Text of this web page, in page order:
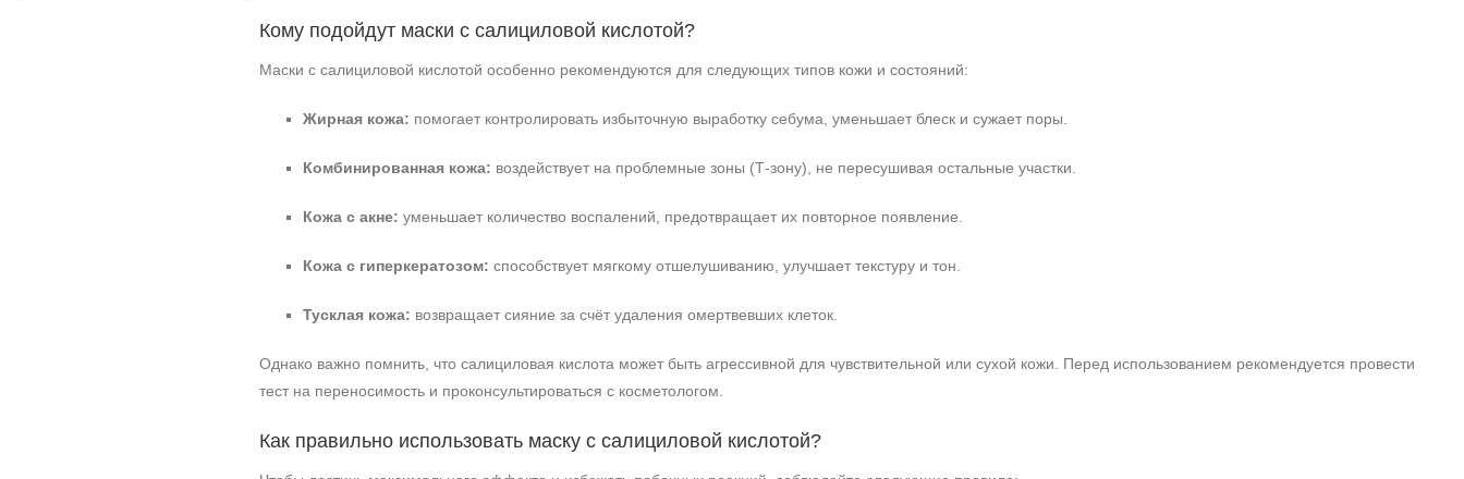
Кому подойдут маски с салициловой кислотой?
Маски с салициловой кислотой особенно рекомендуются для следующих типов кожи и состояний:
Жирная кожа: помогает контролировать избыточную выработку себума, уменьшает блеск и сужает поры.
Комбинированная кожа: воздействует на проблемные зоны (Т-зону), не пересушивая остальные участки.
Кожа с акне: уменьшает количество воспалений, предотвращает их повторное появление.
Кожа с гиперкератозом: способствует мягкому отшелушиванию, улучшает текстуру и тон.
Тусклая кожа: возвращает сияние за счёт удаления омертвевших клеток.
Однако важно помнить, что салициловая кислота может быть агрессивной для чувствительной или сухой кожи. Перед использованием рекомендуется провести
тест на переносимость и проконсультироваться с косметологом.
Как правильно использовать маску с салициловой кислотой?
+7 (929) 933-09-89